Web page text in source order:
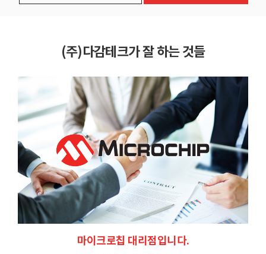
(주)다감테크가 잘 하는 것들
마이크로칩 대리점입니다.